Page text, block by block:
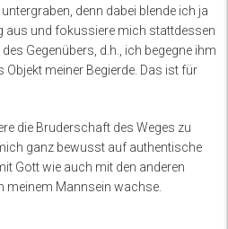
denn dabei blende ich ja
aus und fokussiere mich stattdessen
Gegenübers, d.h., ich begegne ihm
meiner Begierde. Das ist für
die Bruderschaft des Weges zu
ganz bewusst auf authentische
Gott wie auch mit den anderen
meinem Mannsein wachse.